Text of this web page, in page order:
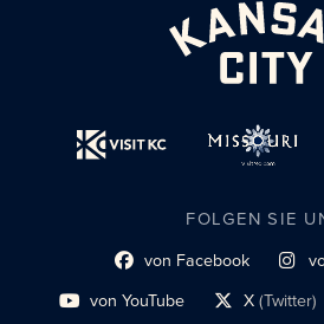
FOLGEN SIE
Link zum sozialen Profil
von Facebook Link
Link zum sozialen Profil
von YouTube X(Twitter)
Social-Profil-Link